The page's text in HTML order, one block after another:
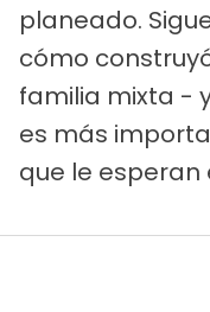
planeado.
cómo
familia mixta -
es más
que le esperan